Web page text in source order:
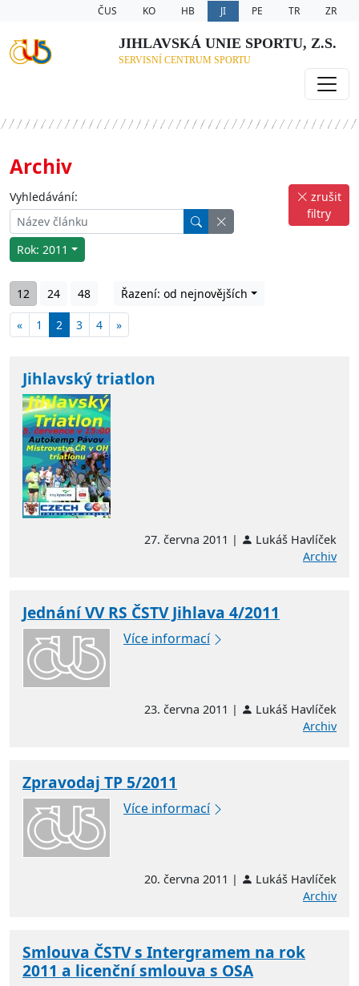
ČUS KO HB JI PE TR ZR
JIHLAVSKÁ UNIE SPORTU, Z.S.
SERVISNÍ CENTRUM SPORTU
Archiv
Vyhledávání:
Rok: 2011
zrušit
filtry
12 24 48 Řazení: od nejnovějších
« 1 2 3 4 »
Jihlavský triatlon
27. června 2011 |
Lukáš Havlíček
Archiv
Jednání VV RS ČSTV Jihlava 4/2011
Více informací
23. června 2011 |
Lukáš Havlíček
Archiv
Zpravodaj TP 5/2011
Více informací
20. června 2011 |
Lukáš Havlíček
Archiv
Smlouva ČSTV s Intergramem na rok
2011 a licenční smlouva s OSA